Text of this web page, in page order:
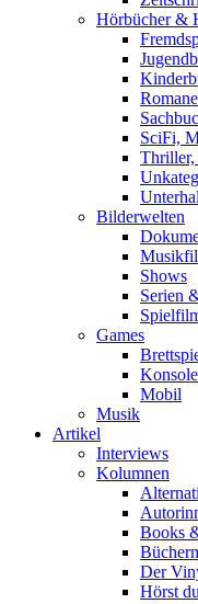
Hörbücher &
SciFi,
Bilderwelten
Shows
Serien
Games
Mobil
Musik
Artikel
Interviews
Kolumnen
Books
Der
Hörst